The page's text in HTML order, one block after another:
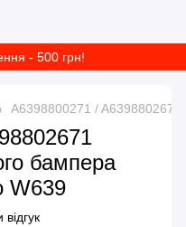
- 500 грн!
A6398800271 /
бампера
W639